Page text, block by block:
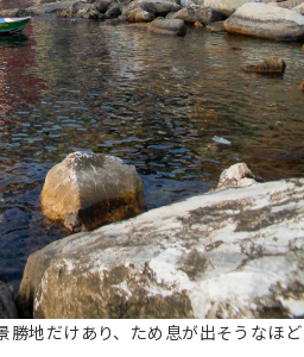
勝地だけあり、ため息が出そうなほど